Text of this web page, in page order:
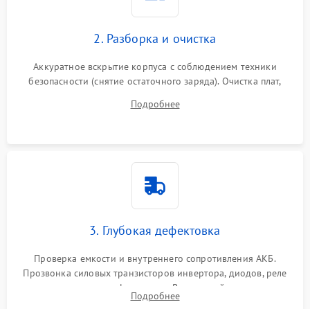
2. Разборка и очистка
Аккуратное вскрытие корпуса с соблюдением техники
безопасности (снятие остаточного заряда). Очистка плат,
и кистей для предотвращения перегрева и замыканий.
Подробнее
3. Глубокая дефектовка
Проверка емкости и внутреннего сопротивления АКБ.
Прозвонка силовых транзисторов инвертора, диодов, реле
переключения и трансформатора. Визуальный поиск вздутых
конденсаторов и прогаров на печатной плате.
Подробнее